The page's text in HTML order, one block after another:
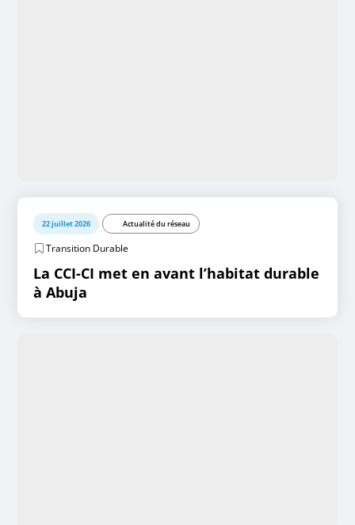
22 juillet 2026 Actualité du réseau
Transition Durable
La CCI-CI met en avant l’habitat durable
à Abuja